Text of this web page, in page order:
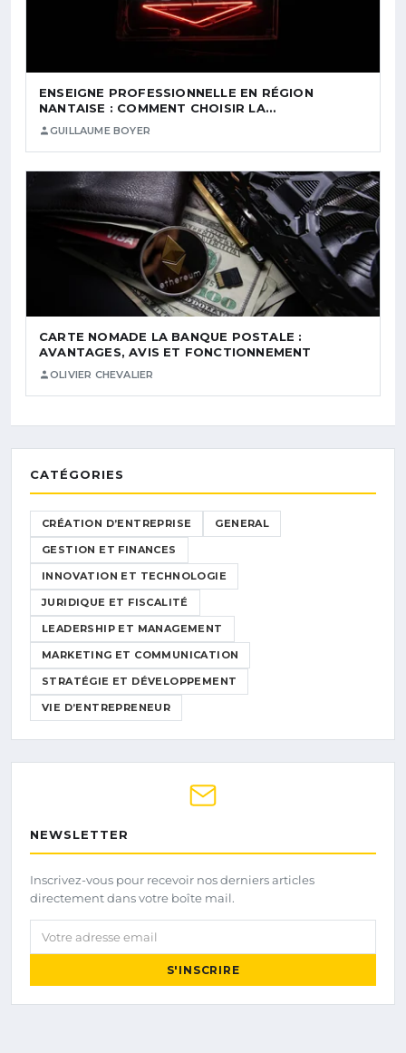
ENSEIGNE PROFESSIONNELLE EN RÉGION
NANTAISE : COMMENT CHOISIR LA…
GUILLAUME BOYER
CARTE NOMADE LA BANQUE POSTALE :
AVANTAGES, AVIS ET FONCTIONNEMENT
OLIVIER CHEVALIER
CATÉGORIES
CRÉATION D’ENTREPRISE GENERAL
GESTION ET FINANCES
INNOVATION ET TECHNOLOGIE
JURIDIQUE ET FISCALITÉ
LEADERSHIP ET MANAGEMENT
MARKETING ET COMMUNICATION
STRATÉGIE ET DÉVELOPPEMENT
VIE D’ENTREPRENEUR
NEWSLETTER
Inscrivez-vous pour recevoir nos derniers articles
directement dans votre boîte mail.
Votre adresse email
S'INSCRIRE